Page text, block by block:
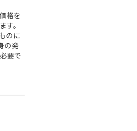
格を
す。
のに
の発
要で